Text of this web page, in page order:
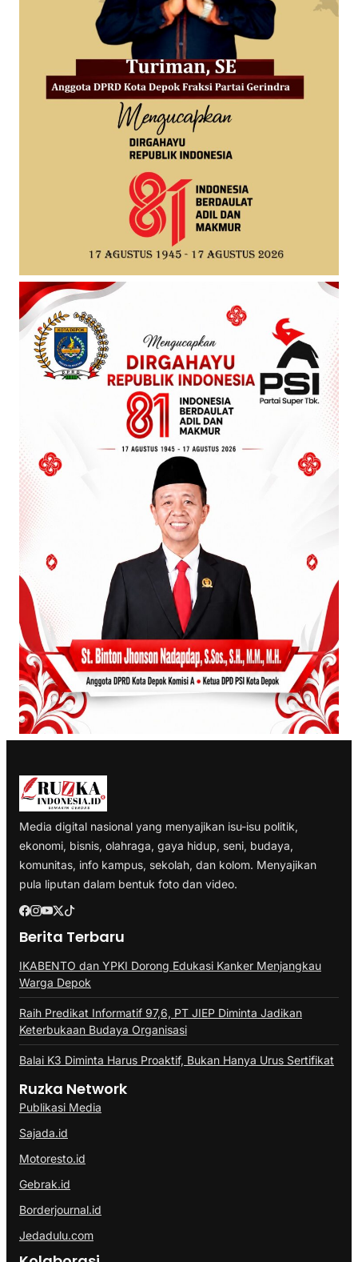
Media digital nasional yang menyajikan isu-isu politik,
ekonomi, bisnis, olahraga, gaya hidup, seni, budaya,
komunitas, info kampus, sekolah, dan kolom. Menyajikan
pula liputan dalam bentuk foto dan video.
Berita Terbaru
IKABENTO dan YPKI Dorong Edukasi Kanker Menjangkau
Warga Depok
Raih Predikat Informatif 97,6, PT JIEP Diminta Jadikan
Keterbukaan Budaya Organisasi
Balai K3 Diminta Harus Proaktif, Bukan Hanya Urus Sertifikat
Ruzka Network
Publikasi Media
Sajada.id
Motoresto.id
Gebrak.id
Borderjournal.id
Jedadulu.com